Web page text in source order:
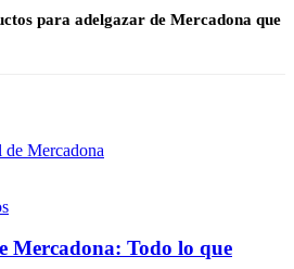
para adelgazar de Mercadona que
Mercadona: Todo lo que